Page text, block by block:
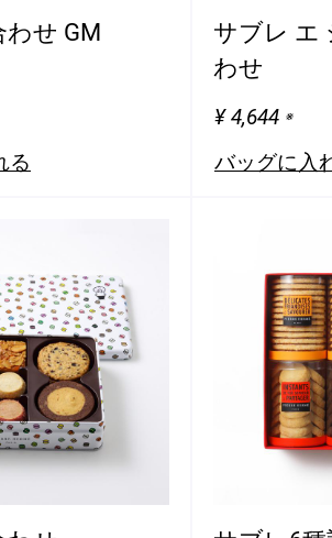
せ GM
る
サブレ エ
わせ
¥ 4,644 ※
バッグに入